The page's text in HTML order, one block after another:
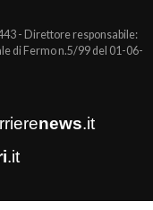
- Direttore responsabile:
di Fermo n.5/99 del 01-06-
news.it
.it